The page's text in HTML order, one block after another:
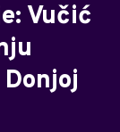
Vučić